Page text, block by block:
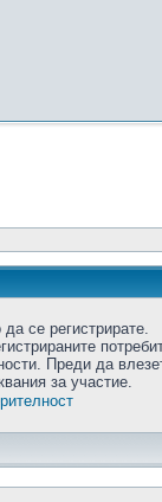
се регистрирате.
Преди да
за участие.